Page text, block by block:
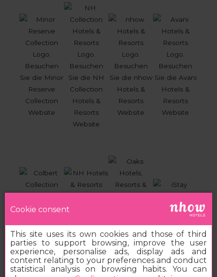
Cookie consent
This site uses its own cookies and those of third
parties to support browsing, improve the user
experience, personalise ads, display ads and
content relating to your preferences and conduct
statistical analysis on browsing habits. You can